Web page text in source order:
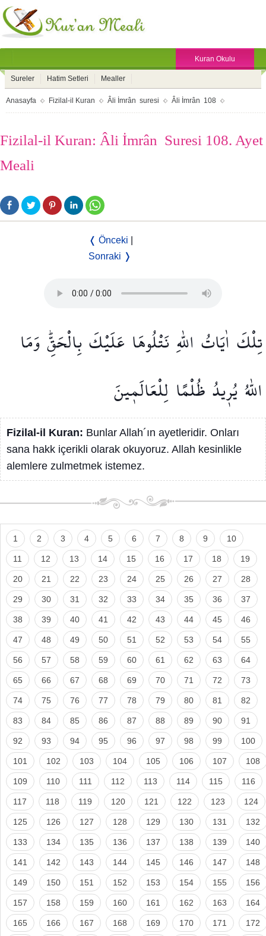
Kuran Okulu
Sureler Hatim Setleri Mealler
Anasayfa Fizilal-il Kuran Âli İmrân suresi Âli İmrân 108
Fizilal-il Kuran: Âli İmrân Suresi 108. Ayet
Meali
❬ Önceki
Sonraki ❭
تِلْكَ اٰيَاتُ اللّٰهِنَتْلُوهَا عَلَيْكَبِالْحَقِّۜوَمَا
اللّٰهُيُر۪يدُ ظُلْمًا لِلْعَالَم۪ينَ
Fizilal-il Kuran: Bunlar Allah´ın ayetleridir. Onları
sana hakk içerikli olarak okuyoruz. Allah kesinlikle
alemlere zulmetmek istemez.
1 2 3 4 5 6 7 8 9 10
11 12 13 14 15 16 17 18 19
20 21 22 23 24 25 26 27 28
29 30 31 32 33 34 35 36 37
38 39 40 41 42 43 44 45 46
47 48 49 50 51 52 53 54 55
56 57 58 59 60 61 62 63 64
65 66 67 68 69 70 71 72 73
74 75 76 77 78 79 80 81 82
83 84 85 86 87 88 89 90 91
92 93 94 95 96 97 98 99 100
101 102 103 104 105 106 107 108
109 110 111 112 113 114 115 116
117 118 119 120 121 122 123 124
125 126 127 128 129 130 131 132
133 134 135 136 137 138 139 140
141 142 143 144 145 146 147 148
149 150 151 152 153 154 155 156
157 158 159 160 161 162 163 164
165 166 167 168 169 170 171 172